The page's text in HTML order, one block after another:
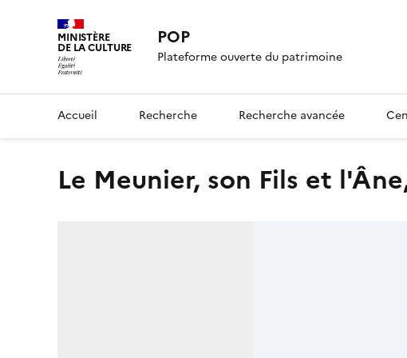
MINISTÈRE
DE LA CULTURE POP
Plateforme ouverte du patrimoine
Accueil Recherche Recherche avancée
Le Meunier, son Fils et